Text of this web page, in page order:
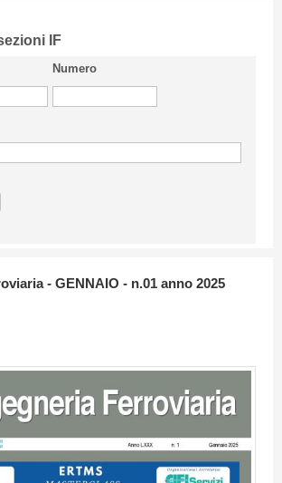
IF
Numero
- GENNAIO - n.01 anno 2025